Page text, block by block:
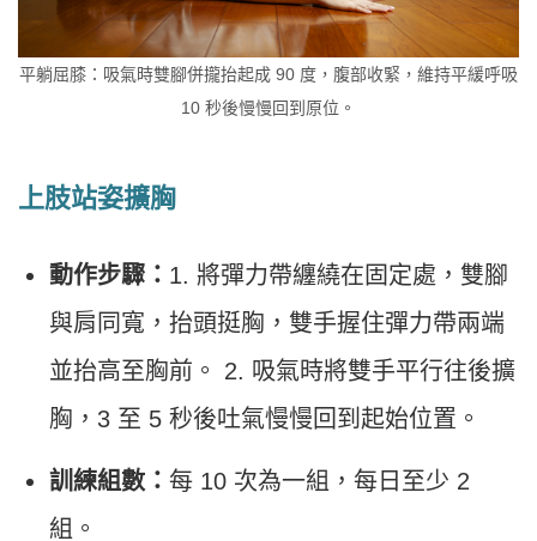
平躺屈膝：吸氣時雙腳併攏抬起成 90 度，腹部收緊，維持平緩呼吸
10 秒後慢慢回到原位。
上肢站姿擴胸
動作步驟： 1. 將彈力帶纏繞在固定處，雙腳
與肩同寬，抬頭挺胸，雙手握住彈力帶兩端
並抬高至胸前。 2. 吸氣時將雙手平行往後擴
胸，3 至 5 秒後吐氣慢慢回到起始位置。
訓練組數： 每 10 次為一組，每日至少 2
組。